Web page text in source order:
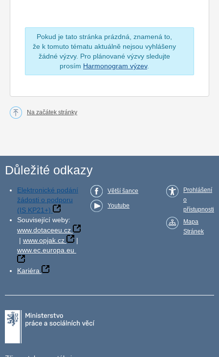
Pokud je tato stránka prázdná, znamená to,
že k tomuto tématu aktuálně nejsou vyhlášeny
žádné výzvy. Pro plánované výzvy sledujte
prosím Harmonogram výzev.
Na začátek stránky
Důležité odkazy
Elektronické podání
žádosti o podporu
(IS KP21+)
Související weby:
www.dotaceeu.cz
| www.opjak.cz
|
www.ec.europa.eu
Kariéra
Větší šance
Youtube
Prohlášení
o
přístupnosti
Mapa
Stránek